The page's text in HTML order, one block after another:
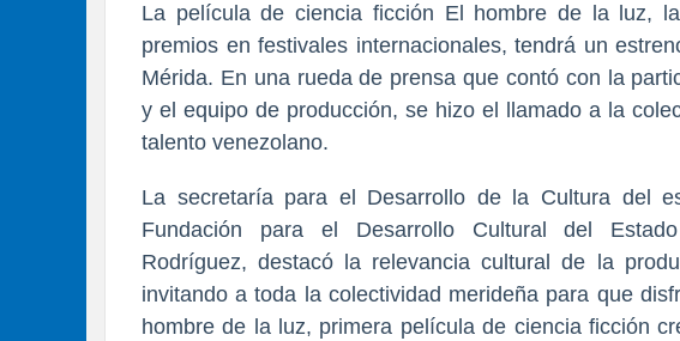
La película de ciencia ficción El hombre de la luz,
premios en festivales internacionales, tendrá un
Mérida. En una rueda de prensa que contó con la
y el equipo de producción, se hizo el llamado a la
talento venezolano.
La secretaría para el Desarrollo de la Cultura del
Fundación para el Desarrollo Cultural del
Rodríguez, destacó la relevancia cultural de la
invitando a toda la colectividad merideña para que
hombre de la luz, primera película de ciencia ficción